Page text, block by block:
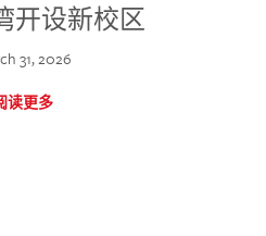
开设新校区
31, 2026
读更多